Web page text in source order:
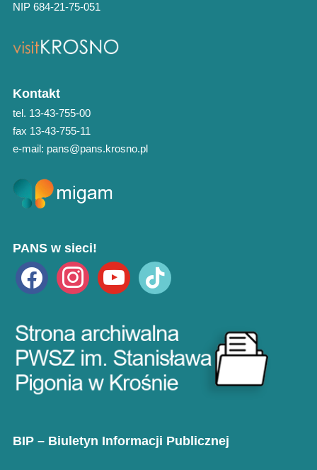
NIP 684-21-75-051
Kontakt
tel. 13-43-755-00
fax 13-43-755-11
e-mail: pans@pans.krosno.pl
PANS w sieci!
facebook instagramyoutube tiktok
BIP – Biuletyn Informacji Publicznej